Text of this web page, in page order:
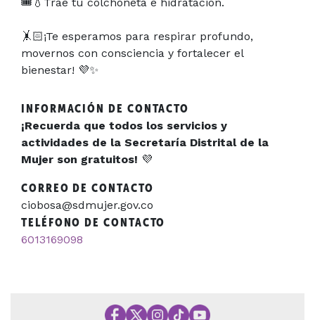
🤸🏻¡Te esperamos para respirar profundo,
movernos con consciencia y fortalecer el
bienestar! 💜✨
INFORMACIÓN DE CONTACTO
¡Recuerda que todos los servicios y
actividades de la Secretaría Distrital de la
Mujer son gratuitos! 💜
CORREO DE CONTACTO
ciobosa@sdmujer.gov.co
TELÉFONO DE CONTACTO
6013169098